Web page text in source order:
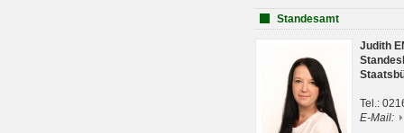
Standesamt
Judith
Tel.:
E-Mail: